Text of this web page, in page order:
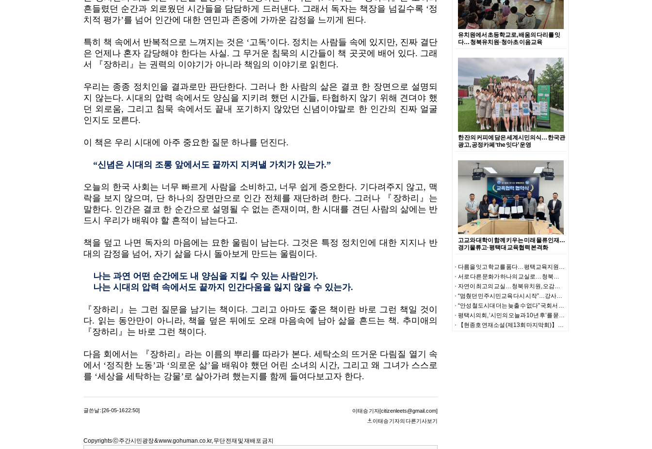
흔들렸던 순간과 외로웠던 시간들을 담담하게 드러낸다. 그래서 독자는 책장을 넘길수록 ‘정
치적 평가’를 넘어 인간에 대한 연민과 존중에 가까운 감정을 느끼게 된다.
특히 책 속에서 반복적으로 느껴지는 것은 ‘고독’이다. 정치는 사람들 속에 있지만, 진짜 결단
은 언제나 혼자 감당해야 한다는 사실. 그 무거운 침묵의 시간들이 책 곳곳에 배어 있다. 그래
서 『장하리』는 권력의 이야기가 아니라 책임의 이야기로 읽힌다.
우리는 종종 정치인을 결과로만 판단한다. 그러나 한 사람의 삶은 결코 한 장면으로 설명되
지 않는다. 시대의 압력 속에서도 양심을 지키려 했던 시간들, 타협하지 않기 위해 견뎌야 했
던 외로움, 그리고 침묵 속에서도 끝내 포기하지 않았던 신념이야말로 한 인간의 진짜 얼굴
인지도 모른다.
이 책은 우리 시대에 아주 중요한 질문 하나를 던진다.
“신념은 시대의 조롱 앞에서도 끝까지 지켜낼 가치가 있는가.”
오늘의 한국 사회는 너무 빠르게 사람을 소비하고, 너무 쉽게 증오한다. 기다려주지 않고, 맥
락을 보지 않으며, 단 하나의 장면만으로 인간 전체를 재단하려 한다. 그러나 『장하리』는
말한다. 인간은 결코 한 순간으로 설명될 수 없는 존재이며, 한 시대를 견딘 사람의 삶에는 반
드시 우리가 배워야 할 흔적이 남는다고.
책을 덮고 나면 독자의 마음에는 묘한 울림이 남는다. 그것은 특정 정치인에 대한 지지나 반
대의 감정을 넘어, 자기 삶을 다시 돌아보게 만드는 울림이다.
나는 과연 어떤 순간에도 내 양심을 지킬 수 있는 사람인가.
나는 시대의 압력 속에서도 끝까지 인간다움을 잃지 않을 수 있는가.
『장하리』는 그런 질문을 남기는 책이다. 그리고 아마도 좋은 책이란 바로 그런 책일 것이
다. 읽는 동안만이 아니라, 책을 덮은 뒤에도 오래 마음속에 남아 삶을 흔드는 책. 추미애의
『장하리』는 바로 그런 책이다.
다음 회에서는 『장하리』라는 이름의 뿌리를 따라가 본다. 세탁소의 뜨거운 다림질 열기 속
에서 ‘정직한 노동’과 ‘의로운 삶’을 배워야 했던 어린 소녀의 시간, 그리고 왜 그녀가 스스로
를 ‘세상을 세탁하는 강물’로 살아가려 했는지를 함께 들여다보고자 한다.
글쓴날 : [26-05-16 22:50]
이태승 기자[citizenleets@gmail.com]
이태승 기자의 다른기사보기
Copyrights ⓒ 주간시민광장 & www.gohuman.co.kr, 무단 전재 및 재배포 금지
유치원에서 초등학교로, 배움의 다리를 잇
다… 청북유치원·청아초 이음교육
한 잔의 커피에 담은 세계시민의식… 한국관
광고, 공정카페 ‘the 잇다’ 운영
고교와 대학이 함께 키우는 미래 물류인재…
경기물류고·평택대 교육협력 본격화
다름을 잇고 학교를 품다… 평택교육지원청, ‘다·이음 교육지원단’ 본격 출범
서로 다른 문화가 하나의 교실로… 청북초, ‘사제동행 다문화 체험의 날’
자연이 최고의 교실… 청북유치원, 오감으로 배우는 생태체험 운영
“멈췄던 민주시민교육 다시 시작”…강사협회 준비위 출범
“안성 철도시대 더는 늦출 수 없다” 국회서 JTX 조기 추진 한목소리
평택시의회, ‘시민의 오늘과 10년 후’를 묻다. 불법 폐기물 의혹·국가유공자 예우·반도체 세수 미래기금 제안
【현종호 연재소설 (제13회 마지막회)】 노량에 피는 꽃